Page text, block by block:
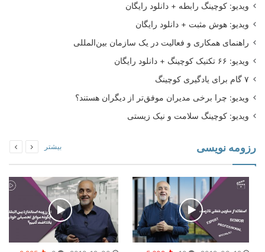
ویدیو: کوچینگ رابطه + دانلود رایگان
ویدیو: هوش مثبت + دانلود رایگان
راهنمای همکاری و فعالیت در یک سازمان بین‌المللی
ویدیو: ۶۶ تکنیک کوچینگ + دانلود رایگان
۷ گام برای یادگیری کوچینگ
ویدیو: چرا برخی مدیران موفق‌تر از دیگران هستند؟
ویدیو: کوچینگ سلامت و نیک زیستی
رزومه نویسی بیشتر